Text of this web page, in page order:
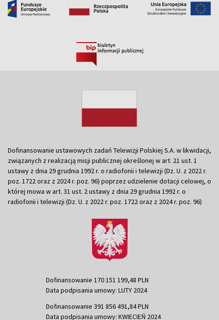
Dofinansowanie ustawowych zadań Telewizji Polskiej S.A. w likwidacji,
związanych z realizacją misji publicznej określonej w art. 21 ust. 1
ustawy z dnia 29 grudnia 1992 r. o radiofonii i telewizji (Dz. U. z 2022 r.
poz. 1722 oraz z 2024 r. poz. 96) poprzez udzielenie dotacji celowej, o
której mowa w art. 31 ust. 2 ustawy z dnia 29 grudnia 1992 r. o
radiofonii i telewizji (Dz. U. z 2022 r. poz. 1722 oraz z 2024 r. poz. 96)
Dofinansowanie 170 151 199,48 PLN
Data podpisania umowy: LUTY 2024
Dofinansowanie 391 856 491,84 PLN
Data podpisania umowy: KWIECIEŃ 2024